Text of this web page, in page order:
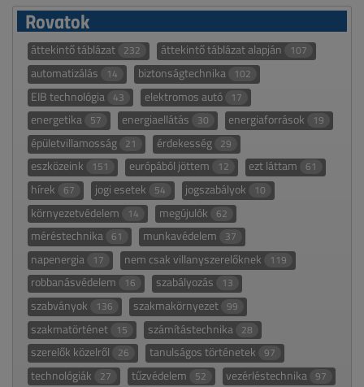
Rovatok
áttekintő táblázat 232 áttekintő táblázat alapján 107
automatizálás 14 biztonságtechnika 102
EIB technológia 43 elektromos autó 17
energetika 57 energiaellátás 30 energiaforrások 19
épületvillamosság 21 érdekesség 29
eszközeink 151 európából jöttem 12 ezt láttam 61
hírek 67 jogi esetek 54 jogszabályok 10
környezetvédelem 14 megújulók 62
méréstechnika 61 munkavédelem 37
napenergia 17 nem csak villanyszerelőknek 119
robbanásvédelem 16 szabályozás 13
szabványok 136 szakmakörnyezet 99
szakmatörténet 15 számítástechnika 28
szerelők közelről 26 tanulságos történetek 97
technológiák 27 tűzvédelem 52 vezérléstechnika 97